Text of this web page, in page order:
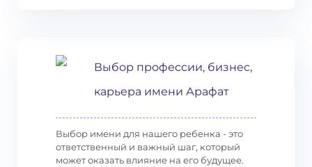
Выбор профессии, бизнес,
карьера имени Арафат
Выбор имени для нашего ребенка - это
ответственный и важный шаг, который
может оказать влияние на его будущее.